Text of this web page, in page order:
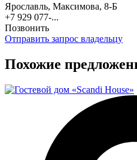
Ярославль, Максимова, 8-Б
+7 929 077-...
Позвонить
Отправить запрос владельцу
Похожие